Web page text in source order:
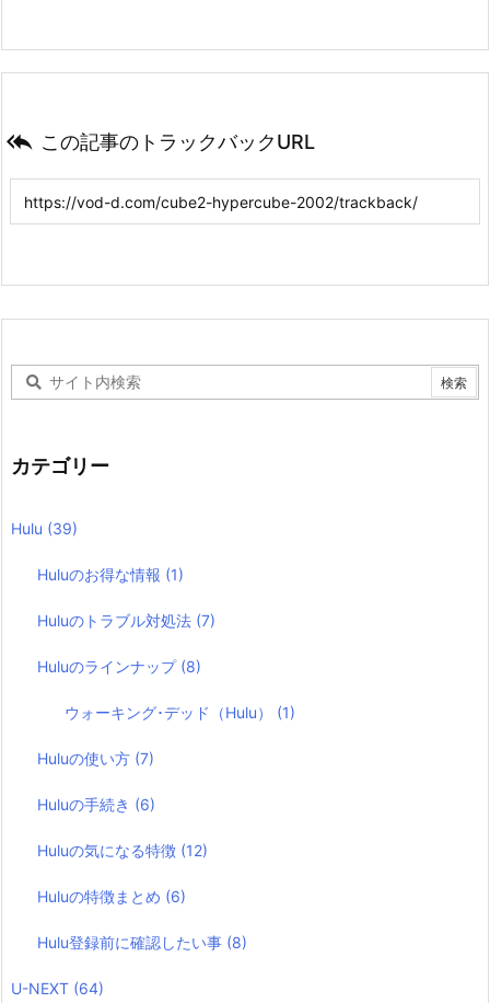
 この記事のトラックバックURL
カテゴリー
Hulu (39)
Huluのお得な情報 (1)
Huluのトラブル対処法 (7)
Huluのラインナップ (8)
ウォーキング･デッド（Hulu） (1)
Huluの使い方 (7)
Huluの手続き (6)
Huluの気になる特徴 (12)
Huluの特徴まとめ (6)
Hulu登録前に確認したい事 (8)
U-NEXT (64)